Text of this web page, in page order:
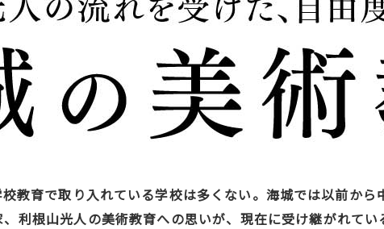
教育で取り入れている学校は多くない。海城では以前か
利根山光人の美術教育への思いが、現在に受け継がれて